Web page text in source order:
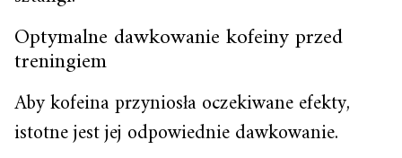
Optymalne dawkowanie kofeiny przed
treningiem
Aby kofeina przyniosła oczekiwane efekty,
istotne jest jej odpowiednie dawkowanie.